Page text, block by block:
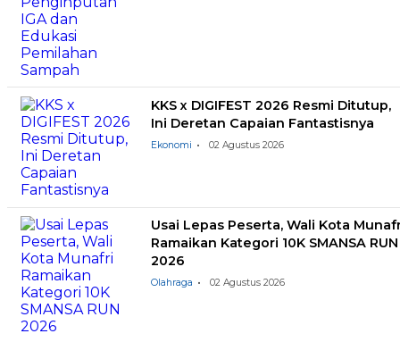
KKS x DIGIFEST 2026 Resmi Ditutup,
Ini Deretan Capaian Fantastisnya
Ekonomi 02 Agustus 2026
Usai Lepas Peserta, Wali Kota
Ramaikan Kategori 10K SMANSA RUN
2026
Olahraga 02 Agustus 2026